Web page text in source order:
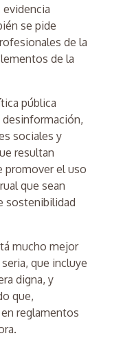
se pide
de la
de la
pública
desinformación,
sociales y
resultan
promover el uso
que sean
sostenibilidad
mucho mejor
que incluye
digna, y
que,
reglamentos